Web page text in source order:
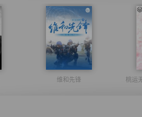
维和先锋 桃运